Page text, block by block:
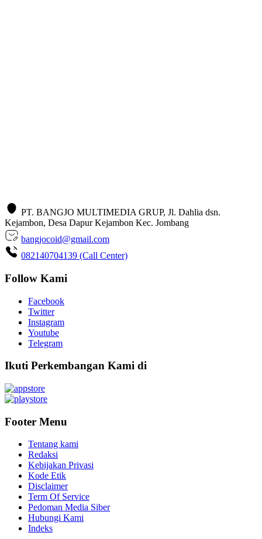
PT. BANGJO MULTIMEDIA GRUP, Jl. Dahlia dsn.
Kejambon, Desa Dapur Kejambon Kec. Jombang
bangjocoid@gmail.com
082140704139 (Call Center)
Follow Kami
Facebook
Twitter
Instagram
Youtube
Telegram
Ikuti Perkembangan Kami di
Footer Menu
Tentang kami
Redaksi
Kebijakan Privasi
Kode Etik
Disclaimer
Term Of Service
Pedoman Media Siber
Hubungi Kami
Indeks